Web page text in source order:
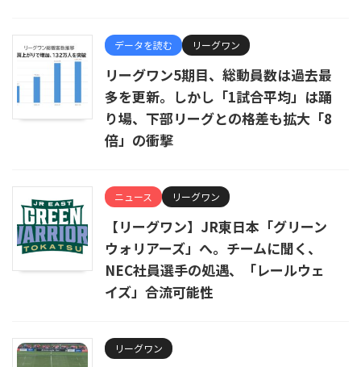
データを読む リーグワン
リーグワン5期目、総動員数は過去最
多を更新。しかし「1試合平均」は踊
り場、下部リーグとの格差も拡大「8
倍」の衝撃
ニュース リーグワン
【リーグワン】JR東日本「グリーン
ウォリアーズ」へ。チームに聞く、
NEC社員選手の処遇、「レールウェ
イズ」合流可能性
リーグワン